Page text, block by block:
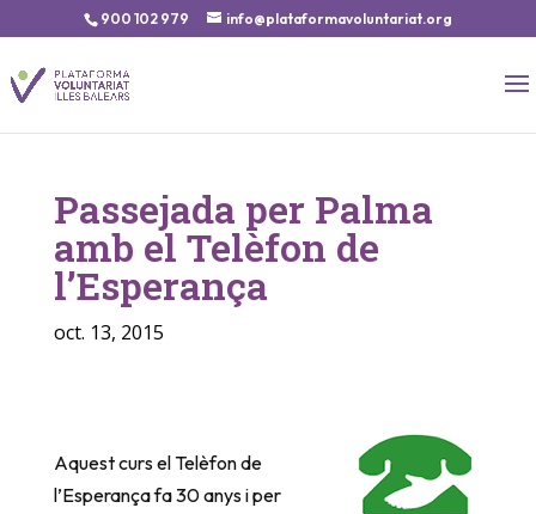
900 102 979 info@plataformavoluntariat.org
Passejada per Palma
amb el Telèfon de
l’Esperança
oct. 13, 2015
Aquest curs el Telèfon de
l’Esperança fa 30 anys i per